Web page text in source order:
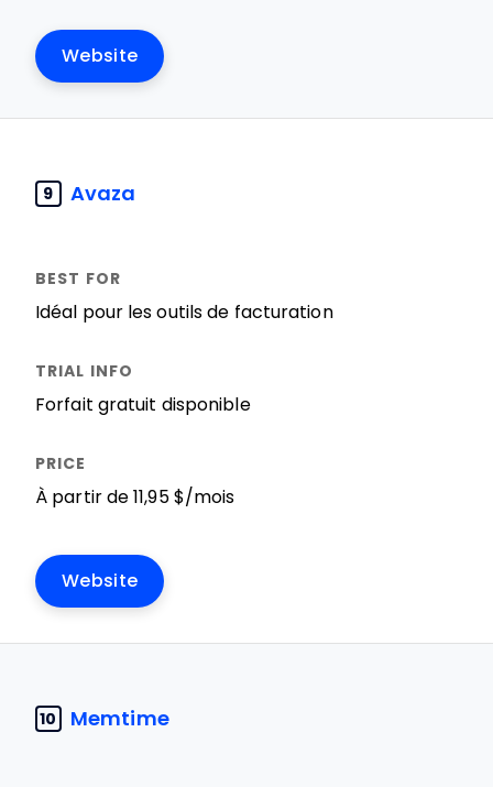
Website
9 Avaza
Idéal pour les outils de facturation
Forfait gratuit disponible
À partir de 11,95 $/mois
Website
10 Memtime